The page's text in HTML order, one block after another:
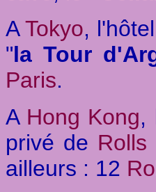
ATokyo, l'hôtel
"la Tour
Paris.
A Hong Kong,
privé de Rolls
ailleurs : 12